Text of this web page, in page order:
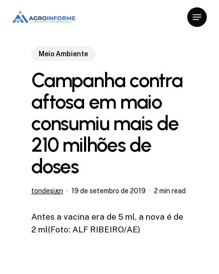
Menu
Meio Ambiente
Campanha contra
aftosa em maio
consumiu mais de
210 milhões de
doses
tondesign 19 de setembro de 2019 2 min read
Antes a vacina era de 5 ml, a nova é de
2 ml(Foto: ALF RIBEIRO/AE)